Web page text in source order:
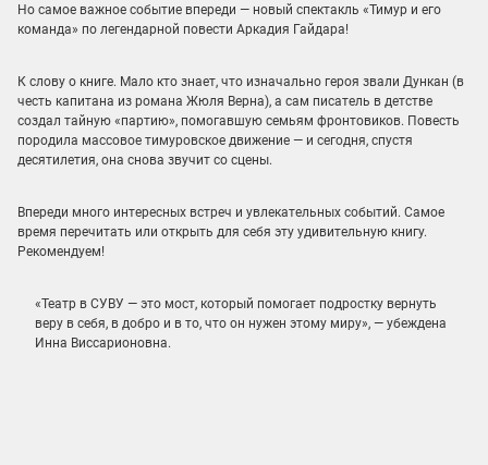
Но самое важное событие впереди — новый спектакль «Тимур и его
команда» по легендарной повести Аркадия Гайдара!
К слову о книге. Мало кто знает, что изначально героя звали Дункан (в
честь капитана из романа Жюля Верна), а сам писатель в детстве
создал тайную «партию», помогавшую семьям фронтовиков. Повесть
породила массовое тимуровское движение — и сегодня, спустя
десятилетия, она снова звучит со сцены.
Впереди много интересных встреч и увлекательных событий. Самое
время перечитать или открыть для себя эту удивительную книгу.
Рекомендуем!
«Театр в СУВУ — это мост, который помогает подростку вернуть
веру в себя, в добро и в то, что он нужен этому миру», — убеждена
Инна Виссарионовна.